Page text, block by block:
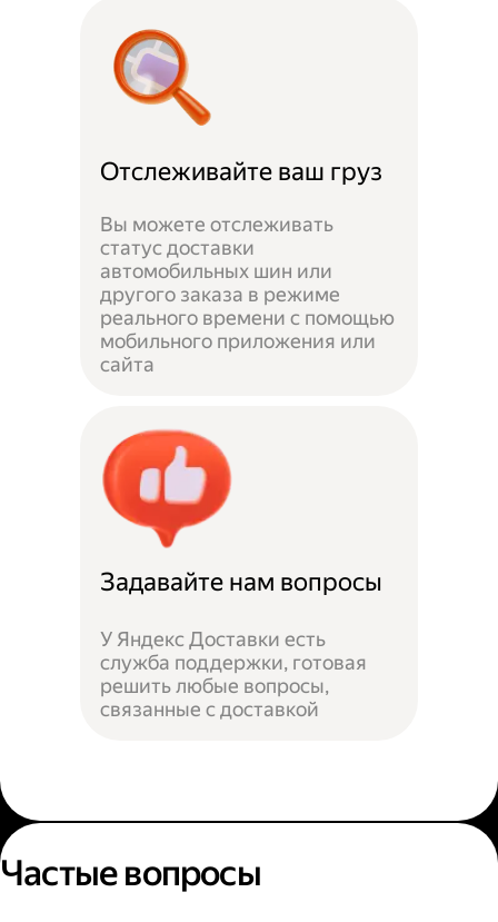
Отслеживайте ваш груз
Вы можете отслеживать
статус доставки
автомобильных шин или
другого заказа в режиме
реального времени с помощью
мобильного приложения или
сайта
Задавайте нам вопросы
У Яндекс Доставки есть
служба поддержки, готовая
решить любые вопросы,
связанные с доставкой
Частые вопросы